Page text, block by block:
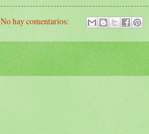
No hay comentarios: